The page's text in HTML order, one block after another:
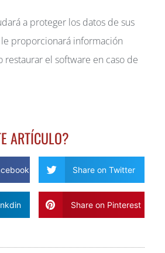
a proteger los datos de sus
proporcionará información
restaurar el software en caso de
ARTÍCULO?
Share on Twitter
Share on Pinterest